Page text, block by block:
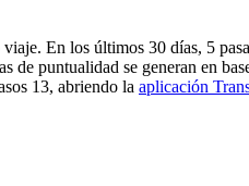
En los últimos 30 días, 5
puntualidad se generan en
13, abriendo la aplicación